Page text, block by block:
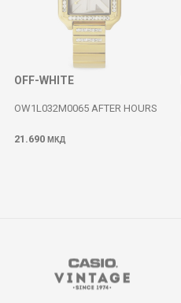
OFF-WHITE
OW1L032M0065 AFTER HOURS
21.690 МКД